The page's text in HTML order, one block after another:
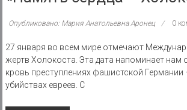
Опубликовано: Мария Анатольевна Аронец 0
27 января во всем мире отмечают
жертв Холокоста. Эта дата напоминает нам
кровь преступлениях фашистской
убийствах евреев. С